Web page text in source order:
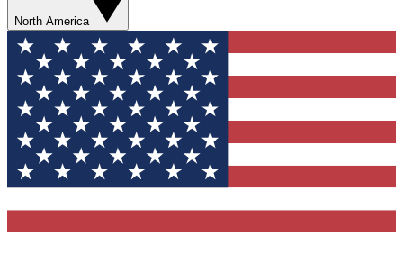
North America